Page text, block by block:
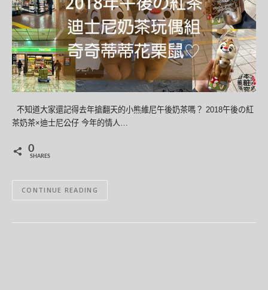
不知道大家還記得去年搶翻天的小熊維尼午後奶茶嗎？ 2018午後の紅
茶奶茶×迪士尼公仔 今年的情人…
0
SHARES
CONTINUE READING